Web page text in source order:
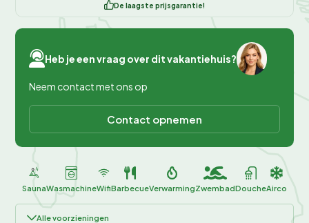
De laagste prijsgarantie!
Heb je een vraag over dit vakantiehuis?
Neem contact met ons op
Contact opnemen
SaunaWasmachineWifiBarbecueVerwarmingZwembadDoucheAirco
Alle voorzieningen